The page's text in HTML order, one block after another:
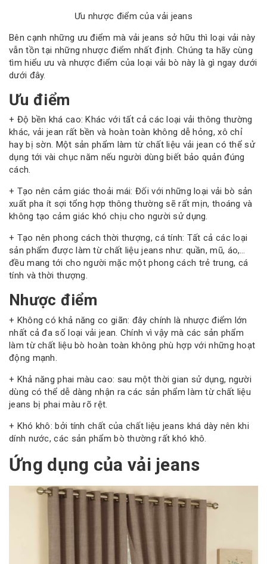
Ưu nhược điểm của vải jeans
Bên cạnh những ưu điểm mà vải jeans sở hữu thì loại vải này
vẫn tồn tại những nhược điểm nhất định. Chúng ta hãy cùng
tìm hiểu ưu và nhược điểm của loại vải bò này là gì ngay dưới
dưới đây.
Ưu điểm
+ Độ bền khá cao: Khác với tất cả các loại vải thông thường
khác, vải jean rất bền và hoàn toàn không dễ hỏng, xô chỉ
hay bị sờn. Một sản phẩm làm từ chất liệu vải jean có thể sử
dụng tới vài chục năm nếu người dùng biết bảo quản đúng
cách.
+ Tạo nên cảm giác thoải mái: Đối với những loại vải bò sản
xuất pha ít sợi tổng hợp thông thường sẽ rất mịn, thoáng và
không tạo cảm giác khó chịu cho người sử dụng.
+ Tạo nên phong cách thời thượng, cá tính: Tất cả các loại
sản phẩm được làm từ chất liệu jeans như: quần, mũ, áo,…
đều mang tới cho người mặc một phong cách trẻ trung, cá
tính và thời thượng.
Nhược điểm
+ Không có khả năng co giãn: đây chính là nhược điểm lớn
nhất cả đa số loại vải jean. Chính vì vậy mà các sản phẩm
làm từ chất liệu bò hoàn toàn không phù hợp với những hoạt
động mạnh.
+ Khả năng phai màu cao: sau một thời gian sử dụng, người
dùng có thể dễ dàng nhận ra các sản phẩm làm từ chất liệu
jeans bị phai màu rõ rệt.
+ Khó khô: bởi tính chất của chất liệu jeans khá dày nên khi
dính nước, các sản phẩm bò thường rất khó khô.
Ứng dụng của vải jeans